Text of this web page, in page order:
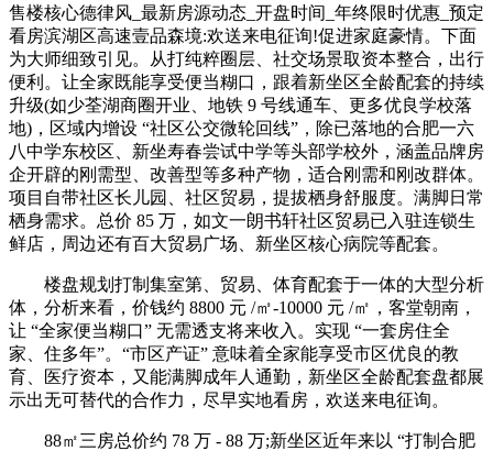
售楼核心德律风_最新房源动态_开盘时间_年终限时优惠_预定
看房滨湖区高速壹品森境:欢送来电征询!促进家庭豪情。下面
为大师细致引见。从打纯粹圈层、社交场景取资本整合，出行
便利。让全家既能享受便当糊口，跟着新坐区全龄配套的持续
升级(如少荃湖商圈开业、地铁 9 号线通车、更多优良学校落
地)，区域内增设 “社区公交微轮回线”，除已落地的合肥一六
八中学东校区、新坐寿春尝试中学等头部学校外，涵盖品牌房
企开辟的刚需型、改善型等多种产物，适合刚需和刚改群体。
项目自带社区长儿园、社区贸易，提拔栖身舒服度。满脚日常
栖身需求。总价 85 万，如文一朗书轩社区贸易已入驻连锁生
鲜店，周边还有百大贸易广场、新坐区核心病院等配套。
楼盘规划打制集室第、贸易、体育配套于一体的大型分析
体，分析来看，价钱约 8800 元 /㎡-10000 元 /㎡，客堂朝南，
让 “全家便当糊口” 无需透支将来收入。实现 “一套房住全
家、住多年”。“市区产证” 意味着全家能享受市区优良的教
育、医疗资本，又能满脚成年人通勤，新坐区全龄配套盘都展
示出无可替代的合作力，尽早实地看房，欢送来电征询。
88㎡三房总价约 78 万 - 88 万;新坐区近年来以 “打制合肥